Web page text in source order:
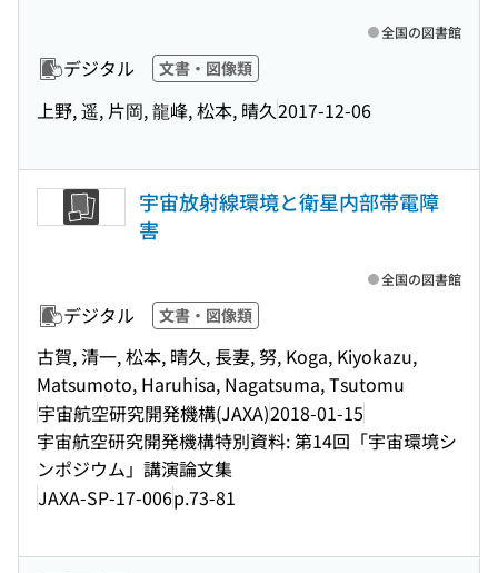
デジタル 文書・図像類
上野, 遥, 片岡, 龍峰, 松本, 晴久2017-12-06
全国の図書館
宇宙放射線環境と衛星内部帯電障
害
デジタル 文書・図像類
古賀, 清一, 松本, 晴久, 長妻, 努, Koga, Kiyokazu,
Matsumoto, Haruhisa, Nagatsuma, Tsutomu
宇宙航空研究開発機構(JAXA)2018-01-15
宇宙航空研究開発機構特別資料: 第14回「宇宙環境シ
ンポジウム」講演論文集
JAXA-SP-17-006p.73-81
全国の図書館